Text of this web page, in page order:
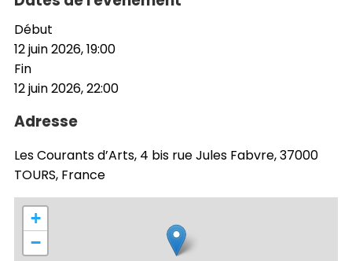
Début
12 juin 2026, 19:00
Fin
12 juin 2026, 22:00
Adresse
Les Courants d’Arts, 4 bis rue Jules Fabvre, 37000
TOURS, France
+
−